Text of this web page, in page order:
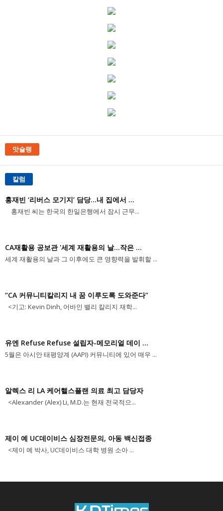
맛슐랭
칼럼
홍재빈 ‘리버스 모기지’ 담당...내 집에서 ...
홍재빈 씨는 한국의 한일은행에서 잠시 근무...
CA재활용 공보관 '세계 재활용의 날...작은 ...
세계 재활용의 날과 그 이후에도 큰 영향력을 발휘할 ...
“CA 커뮤니티칼리지 내 꿈 이루도록 도와준다”
<기고: Kevin Dinh, 어바인 밸리 칼리지 재학...
유엔 Refuse Refuse 설립자-메모리얼 데이 ...
5월은 아시안 태평양계 (AAPI) 커뮤니티에 있어 매우 ...
알렉스 리 LA 케어핼스플랜 의료 최고 담당자
<Alexander (Alex) Li, M.D.는 현재 전국적으...
제이 예 UC데이비스 심장전문의, 아동 백신접종
<제이 예 박사, UC데이비스 대학 병원 소아 ...